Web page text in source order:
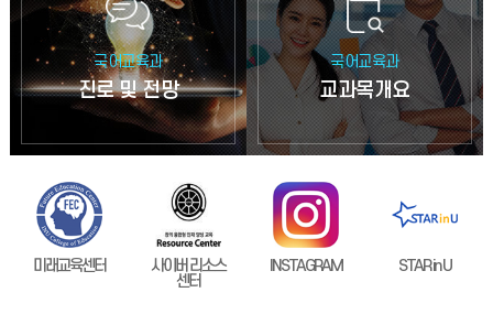
국어교육과
진로 및 전망
국어교육과
교과목개요
미래교육센터
사이버 리소스
센터
INSTAGRAM STAR in U